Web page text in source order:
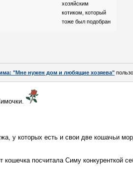
хозяйским
котиком, который
тоже был подобран
"Мне нужен дом и любящие хозяева"
у которых есть и свои две кошачьи
кошечка посчитала Симу конкуренткой